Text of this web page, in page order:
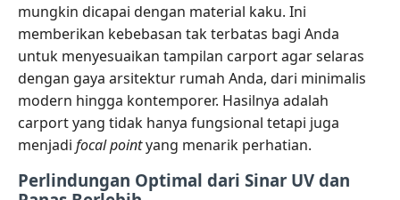
mungkin dicapai dengan material kaku. Ini
memberikan kebebasan tak terbatas bagi Anda
untuk menyesuaikan tampilan carport agar selaras
dengan gaya arsitektur rumah Anda, dari minimalis
modern hingga kontemporer. Hasilnya adalah
carport yang tidak hanya fungsional tetapi juga
menjadi focal pointyang menarik perhatian.
Perlindungan Optimal dari Sinar UV dan